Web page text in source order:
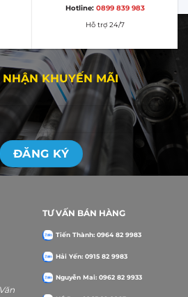
Hotline: 0899 839 983
Hỗ trợ 24/7
KHUYẾN MÃI
TƯ VẤN BÁN HÀNG
Tiến Thành: 0964 82 9983
Hải Yến: 0915 82 9983
Nguyễn Mai: 0962 82 9933